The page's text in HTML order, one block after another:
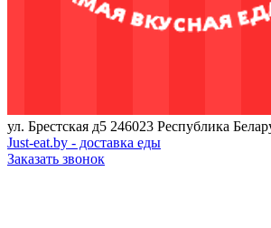
ул. Брестская д5 246023 Республика
Just-eat.by - доставка еды
Заказать звонок